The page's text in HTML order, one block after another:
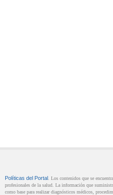
Políticas del Portal . Los contenidos que se
profesionales de la salud. La información que
como base para realizar diagnósticos médicos,